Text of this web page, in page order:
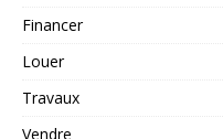
Financer
Louer
Travaux
Vendre